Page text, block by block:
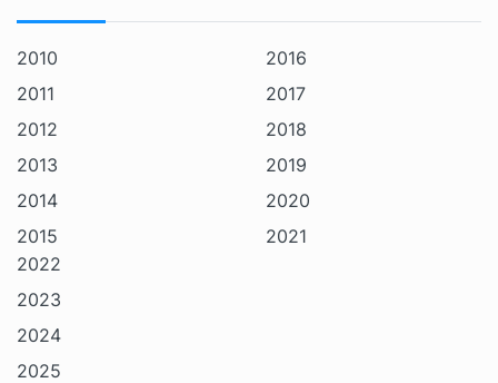
2010
2011
2012
2013
2014
2015
2016
2017
2018
2019
2020
2021
2022
2023
2024
2025